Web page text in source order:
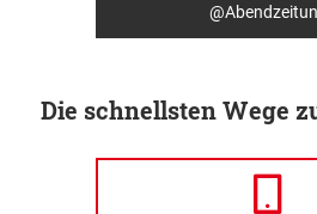
Die schnellsten Wege